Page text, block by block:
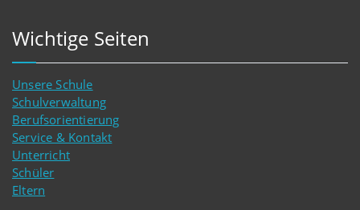
Wichtige Seiten
Unsere Schule
Schulverwaltung
Berufsorientierung
Service & Kontakt
Unterricht
Schüler
Eltern